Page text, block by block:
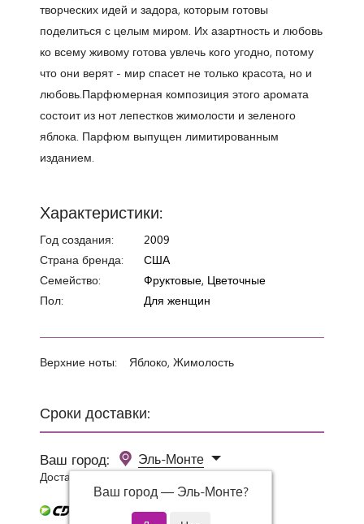
Сроки доставки:
Ваш город:
Эль-Монте
Ваш город — Эль-Монте?
Доставка 0 руб при заказе от 3000 руб.
творческих идей и задора, которым готовы
поделиться с целым миром. Их азартность и любовь
ко всему живому готова увлечь кого угодно, потому
что они верят - мир спасет не только красота, но и
любовь.Парфюмерная композиция этого аромата
состоит из нот лепестков жимолости и зеленого
яблока. Парфюм выпущен лимитированным
изданием.
Характеристики:
Год создания:
2009
Страна бренда:
США
Семейство:
Фруктовые, Цветочные
Пол:
Для женщин
Верхние ноты: Яблоко, Жимолость